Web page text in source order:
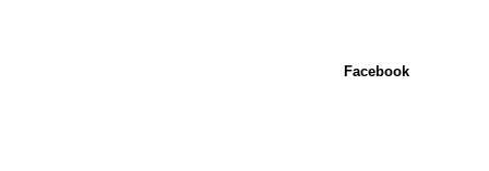
Facebook